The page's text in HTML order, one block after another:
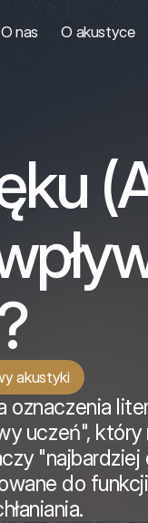
O nas O akustyce
akustyki
uczeń", który
"najbardziej
do